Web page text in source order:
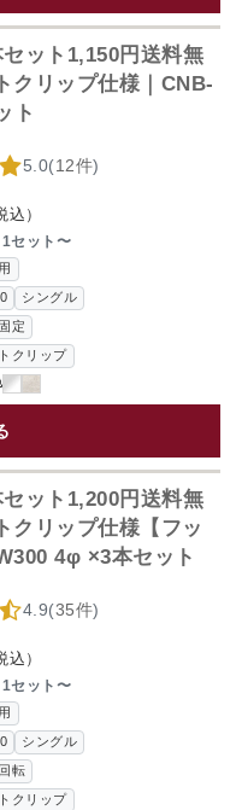
ット1,150円送料無
クリップ仕様｜CNB-
ト
シングル
定
クリップ
5.0(12件)
込）
セット〜
ット1,200円送料無
クリップ仕様【フッ
4φ ×3本セット
シングル
転
クリップ
4.9(35件)
込）
セット〜